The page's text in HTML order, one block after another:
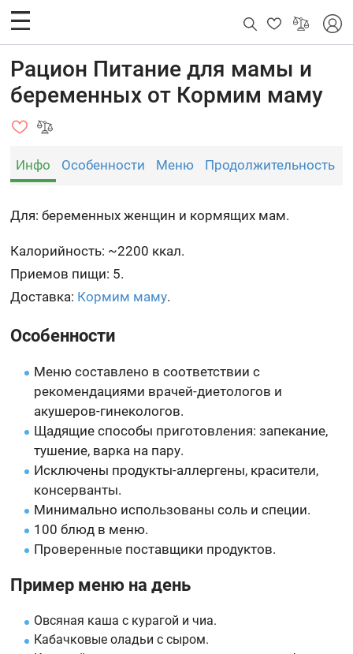
Рацион Питание для мамы и
беременных от Кормим маму
Инфо Особенности Меню Продолжительность
Для: беременных женщин и кормящих мам.
Калорийность: ~2200 ккал.
Приемов пищи: 5.
Доставка: Кормим маму.
Особенности
Меню составлено в соответствии с
рекомендациями врачей-диетологов и
акушеров-гинекологов.
Щадящие способы приготовления: запекание,
тушение, варка на пару.
Исключены продукты-аллергены, красители,
консерванты.
Минимально использованы соль и специи.
100 блюд в меню.
Проверенные поставщики продуктов.
Пример меню на день
Овсяная каша с курагой и чиа.
Кабачковые оладьи с сыром.